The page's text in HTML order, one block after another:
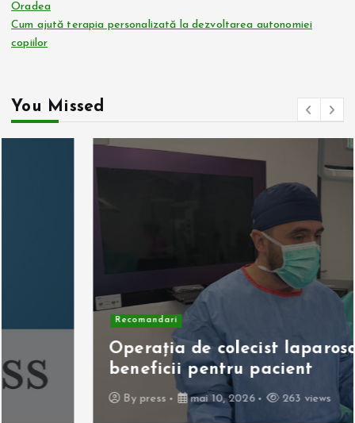
Oradea
Cum ajută terapia personalizată la dezvoltarea autonomiei
copiilor
You Missed
Operația de colecist laparoscopică:
beneficii pentru pacient
mai 10, 2026 263 views